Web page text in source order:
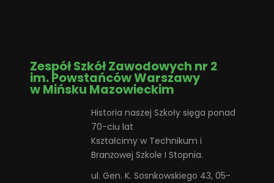
Zespół Szkół Zawodowych nr 2
im. Powstańców Warszawy
w Mińsku Mazowieckim
Historia naszej Szkoły sięga ponad
70-ciu lat
Kształcimy w Technikum i
Branżowej Szkole I Stopnia.
ul. Gen. K. Sosnkowskiego 43, 05-